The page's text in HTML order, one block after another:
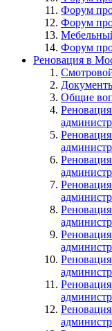
Форум про
Форум
Форум
Реновация в
Общие